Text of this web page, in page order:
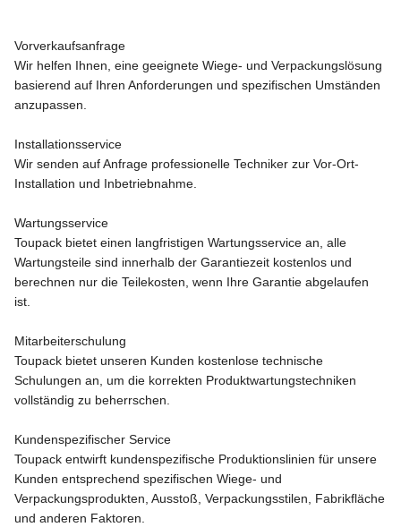
Vorverkaufsanfrage
Wir helfen Ihnen, eine geeignete Wiege- und Verpackungslösung
basierend auf Ihren Anforderungen und spezifischen Umständen
anzupassen.
Installationsservice
Wir senden auf Anfrage professionelle Techniker zur Vor-Ort-
Installation und Inbetriebnahme.
Wartungsservice
Toupack bietet einen langfristigen Wartungsservice an, alle
Wartungsteile sind innerhalb der Garantiezeit kostenlos und
berechnen nur die Teilekosten, wenn Ihre Garantie abgelaufen
ist.
Mitarbeiterschulung
Toupack bietet unseren Kunden kostenlose technische
Schulungen an, um die korrekten Produktwartungstechniken
vollständig zu beherrschen.
Kundenspezifischer Service
Toupack entwirft kundenspezifische Produktionslinien für unsere
Kunden entsprechend spezifischen Wiege- und
Verpackungsprodukten, Ausstoß, Verpackungsstilen, Fabrikfläche
und anderen Faktoren.